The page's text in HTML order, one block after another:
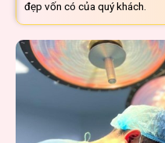
đẹp vốn có của quý khách.